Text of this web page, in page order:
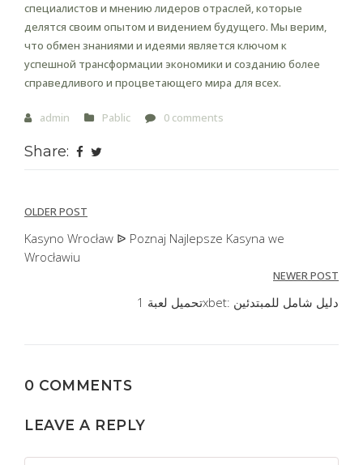
специалистов и мнению лидеров отраслей, которые
делятся своим опытом и видением будущего. Мы верим,
что обмен знаниями и идеями является ключом к
успешной трансформации экономики и созданию более
справедливого и процветающего мира для всех.
admin Pablic 0 comments
Share:
Post
navigation
OLDER POST
Kasyno Wrocław ᐉ Poznaj Najlepsze Kasyna we
Wrocławiu
NEWER POST
تحميل لعبة 1xbet: دليل شامل للمبتدئين
0 COMMENTS
LEAVE A REPLY